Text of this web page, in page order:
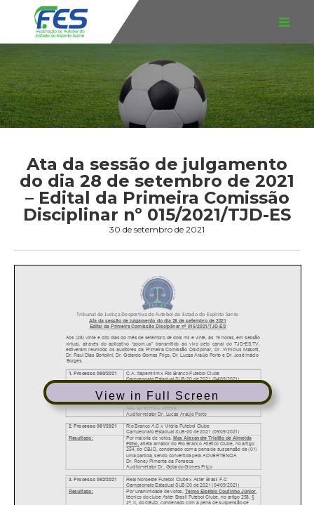
Ata da sessão de julgamento
do dia 28 de setembro de 2021
– Edital da Primeira Comissão
Disciplinar nº 015/2021/TJD-ES
30 de setembro de 2021
View in Full Screen